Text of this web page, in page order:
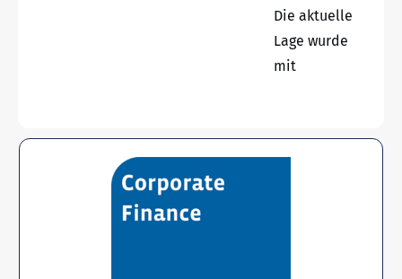
Die aktuelle
Lage wurde
mit